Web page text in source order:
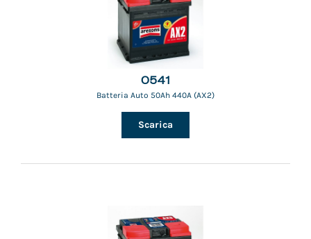
0541
Batteria Auto 50Ah 440A (AX2)
Scarica